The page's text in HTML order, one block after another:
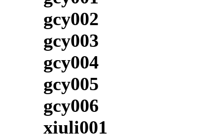
gcy002
gcy003
gcy004
gcy005
gcy006
xiuli001